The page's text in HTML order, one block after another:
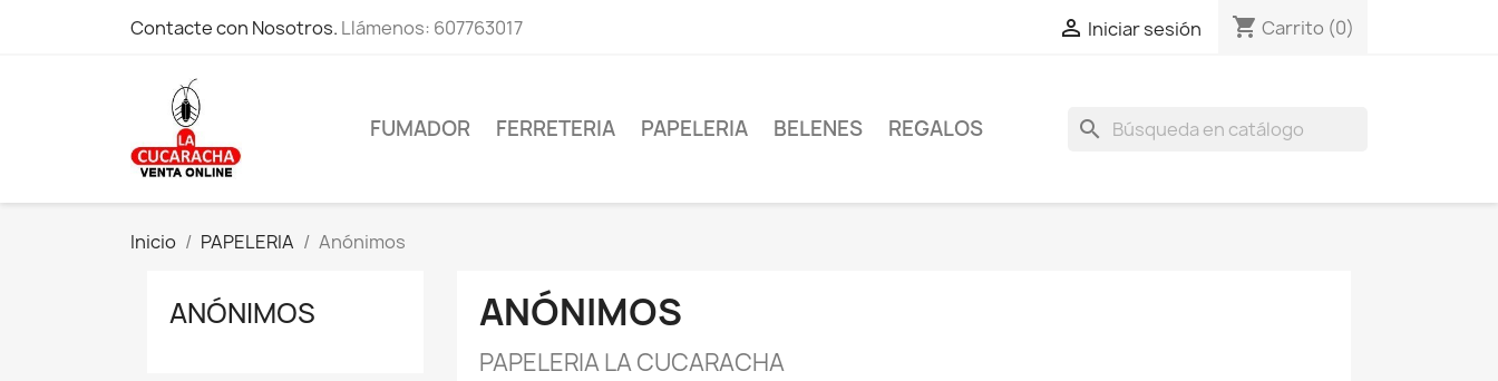
Contacte con Nosotros. Llámenos: 607763017  Iniciar sesión shopping_cart Carrito (0)
FUMADOR FERRETERIA PAPELERIA BELENES REGALOS search
Inicio PAPELERIA Anónimos
ANÓNIMOS ANÓNIMOS
PAPELERIA LA CUCARACHA